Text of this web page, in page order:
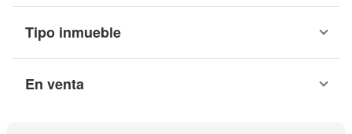
Tipo inmueble
En venta